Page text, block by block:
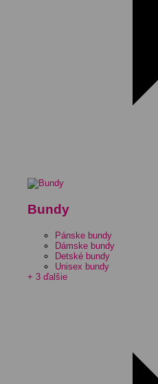
Bundy
Pánske bundy
Dámske bundy
Detské bundy
Unisex bundy
+ 3 ďalšie